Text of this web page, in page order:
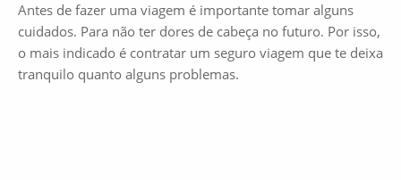
Antes de fazer uma viagem é importante tomar alguns
cuidados. Para não ter dores de cabeça no futuro. Por isso,
o mais indicado é contratar um seguro viagem que te deixa
tranquilo quanto alguns problemas.